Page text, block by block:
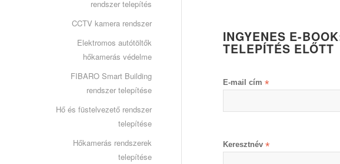
INGYENES E-
TELEPÍTÉS ELŐTT
E-mail cím *
Keresztnév *
rendszer telepítés
CCTV kamera rendszer
Elektromos autótöltők
hőkamerás védelme
FIBARO Smart Building
rendszer telepítése
Hő és füstelvezető rendszer
telepítése
Hőkamerás rendszerek
telepítése